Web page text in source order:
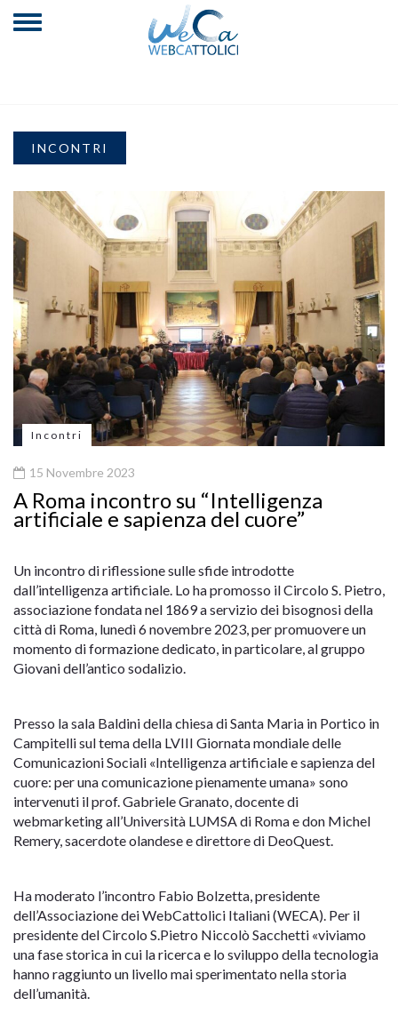
INCONTRI
Incontri
15 Novembre 2023
A Roma incontro su “Intelligenza
artificiale e sapienza del cuore”
Un incontro di riflessione sulle sfide introdotte
dall’intelligenza artificiale. Lo ha promosso il Circolo S. Pietro,
associazione fondata nel 1869 a servizio dei bisognosi della
città di Roma, lunedì 6 novembre 2023, per promuovere un
momento di formazione dedicato, in particolare, al gruppo
Giovani dell’antico sodalizio.
Presso la sala Baldini della chiesa di Santa Maria in Portico in
Campitelli sul tema della LVIII Giornata mondiale delle
Comunicazioni Sociali «Intelligenza artificiale e sapienza del
cuore: per una comunicazione pienamente umana» sono
intervenuti il prof. Gabriele Granato, docente di
webmarketing all’Università LUMSA di Roma e don Michel
Remery, sacerdote olandese e direttore di DeoQuest.
Ha moderato l’incontro Fabio Bolzetta, presidente
dell’Associazione dei WebCattolici Italiani (WECA). Per il
presidente del Circolo S.Pietro Niccolò Sacchetti «viviamo
una fase storica in cui la ricerca e lo sviluppo della tecnologia
hanno raggiunto un livello mai sperimentato nella storia
dell’umanità.